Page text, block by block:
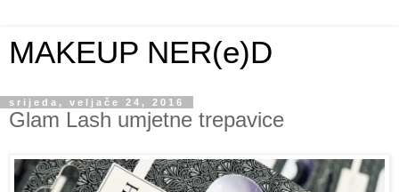
MAKEUP NER(e)D
srijeda, veljače 24, 2016
Glam Lash umjetne trepavice